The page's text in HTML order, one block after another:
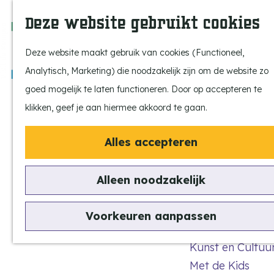
Deze website gebruikt cookies
Deze website maakt gebruik van cookies (Functioneel,
Analytisch, Marketing) die noodzakelijk zijn om de website zo
goed mogelijk te laten functioneren. Door op accepteren te
klikken, geef je aan hiermee akkoord te gaan.
Alles accepteren
Alleen noodzakelijk
Voorkeuren aanpassen
o
a
M
Brabant op z'n
Laat je
Ontdek de
UITagenda
Vind je activiteit
Actief en
Eten en Drinken
Kunst en
Met de Kids
Wandelen in
de Kleurrijke
Kempen